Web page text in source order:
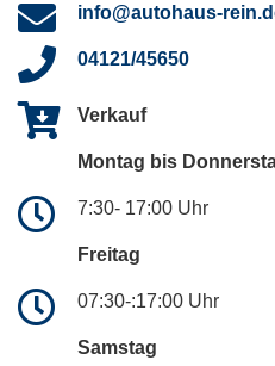
info@autohaus-
04121/45650
Verkauf
Montag bis
7:30- 17:00 Uhr
Freitag
07:30-:17:00 Uhr
Samstag